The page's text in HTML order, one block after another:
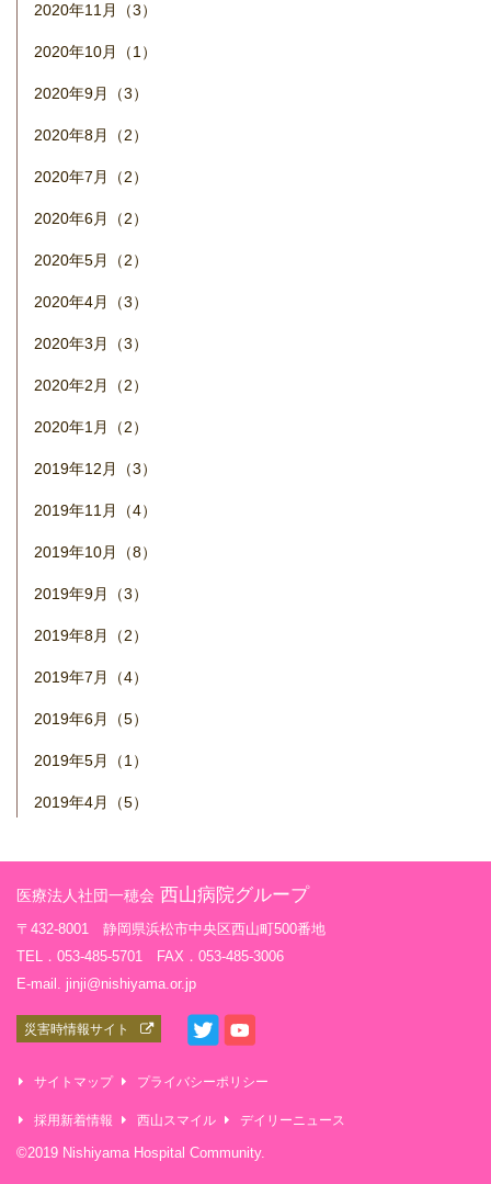
2020年11月（3）
2020年10月（1）
2020年9月（3）
2020年8月（2）
2020年7月（2）
2020年6月（2）
2020年5月（2）
2020年4月（3）
2020年3月（3）
2020年2月（2）
2020年1月（2）
2019年12月（3）
2019年11月（4）
2019年10月（8）
2019年9月（3）
2019年8月（2）
2019年7月（4）
2019年6月（5）
2019年5月（1）
2019年4月（5）
医療法人社団一穂会 西山病院グループ
〒432-8001 静岡県浜松市中央区西山町500番地
TEL．053-485-5701 FAX．053-485-3006
E-mail. jinji@nishiyama.or.jp
災害時情報サイト
サイトマップ プライバシーポリシー
採用新着情報 西山スマイル デイリーニュース
©2019 Nishiyama Hospital Community.